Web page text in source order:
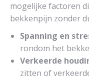
mogelijke factoren
bekkenpijn zonder
Spanning en
rondom het
Verkeerde
zitten of